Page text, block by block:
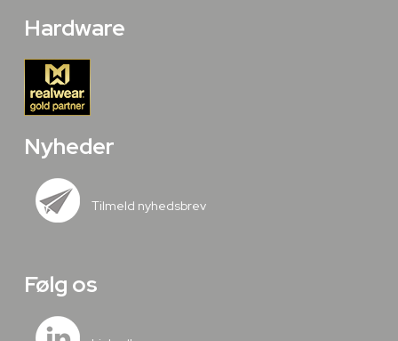
Hardware
Nyheder
Tilmeld nyhedsbrev
Følg os